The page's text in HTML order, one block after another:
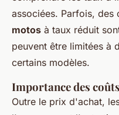
associées. Parfois, des
motos à taux réduit
peuvent être limitées à
certains modèles.
Importance des
Outre le prix d'achat,